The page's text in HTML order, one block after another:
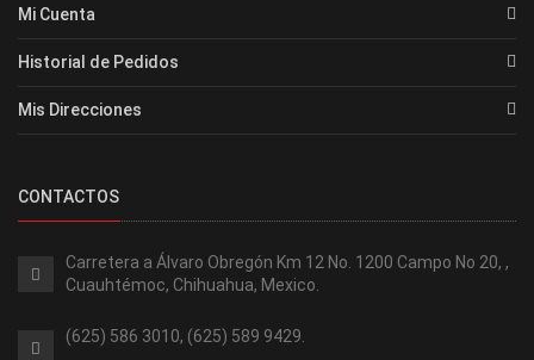
Mi Cuenta
Historial de Pedidos
Mis Direcciones
CONTACTOS
Carretera a Álvaro Obregón Km 12 No. 1200 Campo No 20, ,
Cuauhtémoc, Chihuahua, Mexico.
(625) 586 3010, (625) 589 9429.